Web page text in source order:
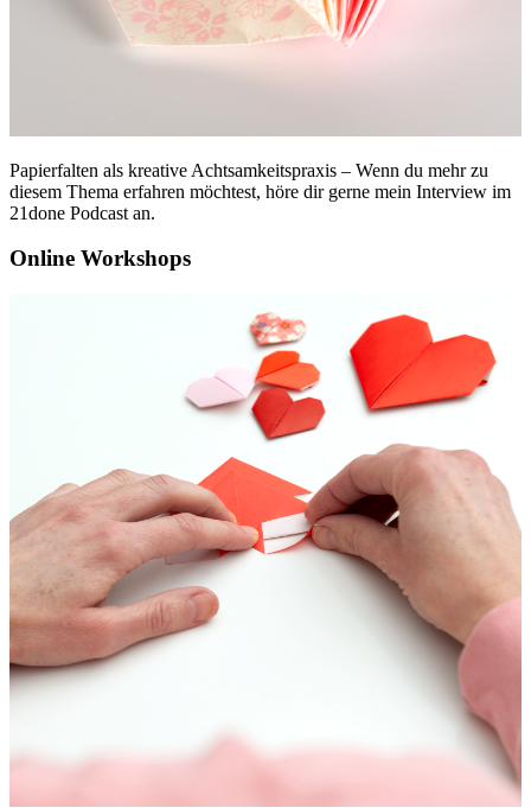
Papierfalten als kreative Achtsamkeitspraxis – Wenn du mehr zu
diesem Thema erfahren möchtest, höre dir gerne mein Interview im
21done Podcast an.
Online Workshops